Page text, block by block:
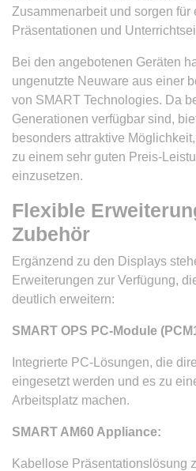
Zusammenarbeit und sorgen für
Präsentationen und
Bei den angebotenen Geräten
ungenutzte Neuware aus einer
von SMART Technologies. Da
Generationen verfügbar sind,
besonders attraktive
zu einem sehr guten Preis-
einzusetzen.
Flexible
Zubehör
Ergänzend zu den Displays
Erweiterungen zur Verfügung,
deutlich erweitern:
SMART OPS PC-Module
Integrierte PC-Lösungen, die
eingesetzt werden und es zu
Arbeitsplatz machen.
SMART AM60 Appliance:
Kabellose Präsentationslösung